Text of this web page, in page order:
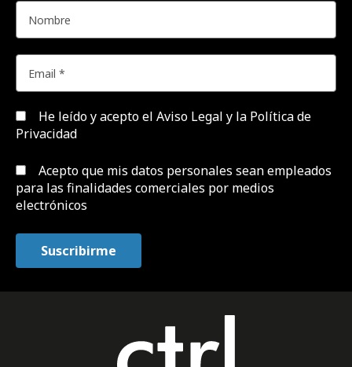
He leído y acepto el Aviso Legal y la Política de
Privacidad
Acepto que mis datos personales sean empleados
para las finalidades comerciales por medios
electrónicos